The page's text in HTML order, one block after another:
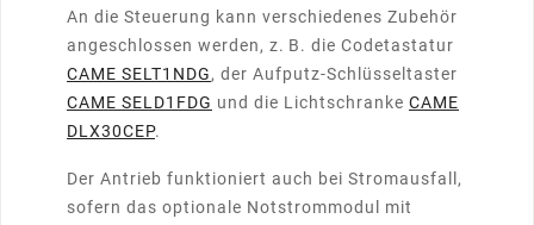
An die Steuerung kann verschiedenes Zubehör
angeschlossen werden, z. B. die Codetastatur
CAME SELT1NDG, der Aufputz-Schlüsseltaster
CAME SELD1FDG und die Lichtschranke CAME
DLX30CEP.
Der Antrieb funktioniert auch bei Stromausfall,
sofern das optionale Notstrommodul mit